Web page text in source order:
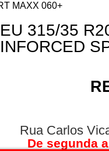
MAXX 060+
315/35
Rua Carlos
De segunda